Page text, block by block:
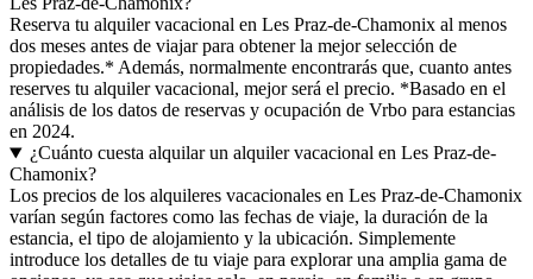
Reserva tu alquiler vacacional en Les Praz-de-Chamonix al menos
dos meses antes de viajar para obtener la mejor selección de
propiedades.* Además, normalmente encontrarás que, cuanto antes
reserves tu alquiler vacacional, mejor será el precio. *Basado en el
análisis de los datos de reservas y ocupación de Vrbo para estancias
en 2024.
¿Cuánto cuesta alquilar un alquiler vacacional en Les Praz-de-
Chamonix?
Los precios de los alquileres vacacionales en Les Praz-de-Chamonix
varían según factores como las fechas de viaje, la duración de la
estancia, el tipo de alojamiento y la ubicación. Simplemente
introduce los detalles de tu viaje para explorar una amplia gama de